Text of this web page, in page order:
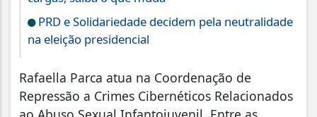
PRD e Solidariedade decidem pela neutralidade
na eleição presidencial
Rafaella Parca atua na Coordenação de
Repressão a Crimes Cibernéticos Relacionados